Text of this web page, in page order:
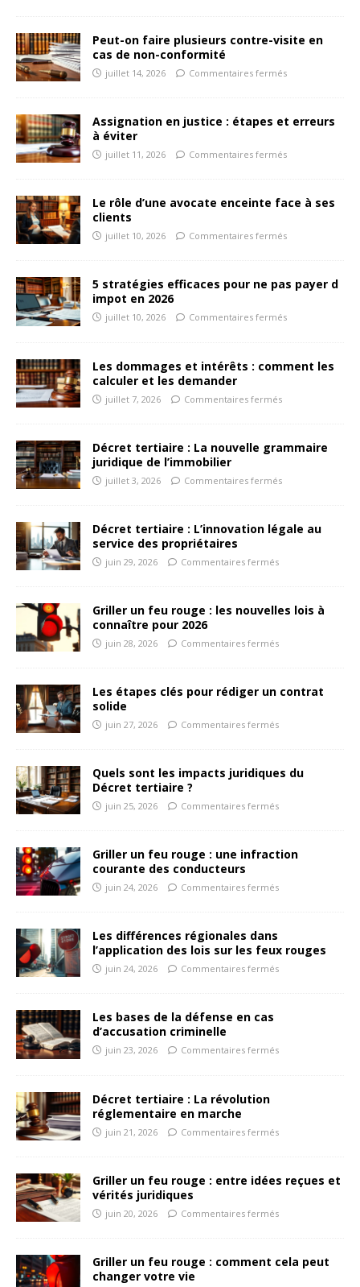
Peut-on faire plusieurs contre-visite en
cas de non-conformité
juillet 14, 2026 Commentaires fermés
Assignation en justice : étapes et erreurs
à éviter
juillet 11, 2026 Commentaires fermés
Le rôle d’une avocate enceinte face à ses
clients
juillet 10, 2026 Commentaires fermés
5 stratégies efficaces pour ne pas payer d
impot en 2026
juillet 10, 2026 Commentaires fermés
Les dommages et intérêts : comment les
calculer et les demander
juillet 7, 2026 Commentaires fermés
Décret tertiaire : La nouvelle grammaire
juridique de l’immobilier
juillet 3, 2026 Commentaires fermés
Décret tertiaire : L’innovation légale au
service des propriétaires
juin 29, 2026 Commentaires fermés
Griller un feu rouge : les nouvelles lois à
connaître pour 2026
juin 28, 2026 Commentaires fermés
Les étapes clés pour rédiger un contrat
solide
juin 27, 2026 Commentaires fermés
Quels sont les impacts juridiques du
Décret tertiaire ?
juin 25, 2026 Commentaires fermés
Griller un feu rouge : une infraction
courante des conducteurs
juin 24, 2026 Commentaires fermés
Les différences régionales dans
l’application des lois sur les feux rouges
juin 24, 2026 Commentaires fermés
Les bases de la défense en cas
d’accusation criminelle
juin 23, 2026 Commentaires fermés
Décret tertiaire : La révolution
réglementaire en marche
juin 21, 2026 Commentaires fermés
Griller un feu rouge : entre idées reçues et
vérités juridiques
juin 20, 2026 Commentaires fermés
Griller un feu rouge : comment cela peut
changer votre vie